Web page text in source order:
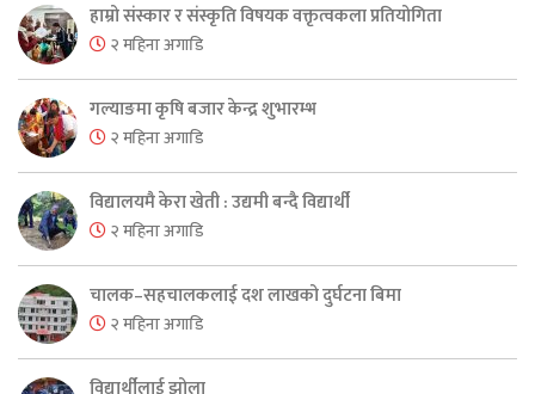
हाम्रो संस्कार र संस्कृति विषयक वक्तृत्वकला प्रतियोगिता
२ महिना अगाडि
गल्याङमा कृषि बजार केन्द्र शुभारम्भ
२ महिना अगाडि
विद्यालयमै केरा खेती : उद्यमी बन्दै विद्यार्थी
२ महिना अगाडि
चालक–सहचालकलाई दश लाखको दुर्घटना बिमा
२ महिना अगाडि